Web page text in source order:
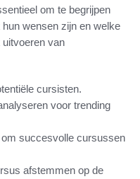
om te begrijpen
wensen zijn en welke
van
cursisten.
voor trending
succesvolle cursussen
afstemmen op de